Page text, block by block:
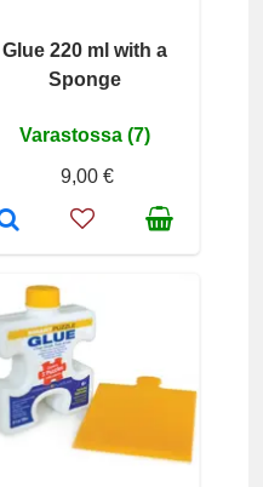
Glue 220 ml with a
Sponge
Varastossa (7)
9,00 €